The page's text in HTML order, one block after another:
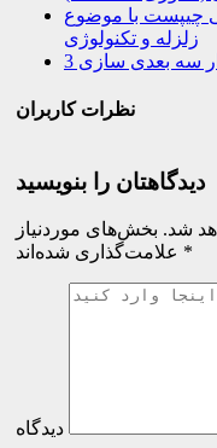
چیپست با موضوع
زلزله و تکنولوژی
نظرات کاربران
دیدگاهتان را بنویسید
شد. بخش‌های موردنیاز
*
دیدگاه